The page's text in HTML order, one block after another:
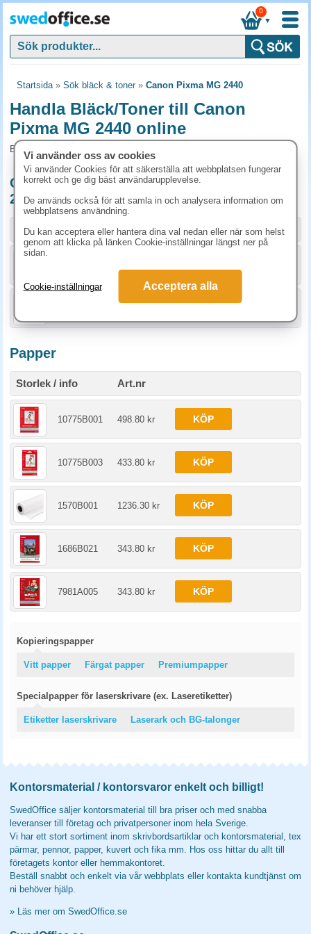
▼
0
Startsida» Sök bläck & toner» Canon Pixma MG 2440
Handla Bläck/Toner till Canon
Pixma MG 2440 online
Bläck/Toner och tillbehör som passar till Canon Pixma MG 2440
Originalprodukter till Canon Pixma MG
2440
Storlek / info Art.nr
Papper
Storlek / info Art.nr
10775B001 498.80 kr KÖP
10775B003 433.80 kr KÖP
1570B001 1236.30 kr KÖP
1686B021 343.80 kr KÖP
7981A005 343.80 kr KÖP
Kopieringspapper
Vitt papper Färgat papper Premiumpapper
Specialpapper för laserskrivare (ex. Laseretiketter)
Etiketter laserskrivare Laserark och BG-talonger
Kontorsmaterial / kontorsvaror enkelt och billigt!
SwedOffice säljer kontorsmaterial till bra priser och med snabba
leveranser till företag och privatpersoner inom hela Sverige.
Vi har ett stort sortiment inom skrivbordsartiklar och kontorsmaterial, tex
pärmar, pennor, papper, kuvert och fika mm. Hos oss hittar du allt till
företagets kontor eller hemmakontoret.
Beställ snabbt och enkelt via vår webbplats eller kontakta kundtjänst om
ni behöver hjälp.
» Läs mer om SwedOffice.se
Vi använder oss av cookies
Vi använder Cookies för att säkerställa att webbplatsen fungerar
korrekt och ge dig bäst användarupplevelse.
De används också för att samla in och analysera information om
webbplatsens användning.
Du kan acceptera eller hantera dina val nedan eller när som helst
genom att klicka på länken Cookie-inställningar längst ner på
sidan.
Cookie-inställningar Acceptera alla